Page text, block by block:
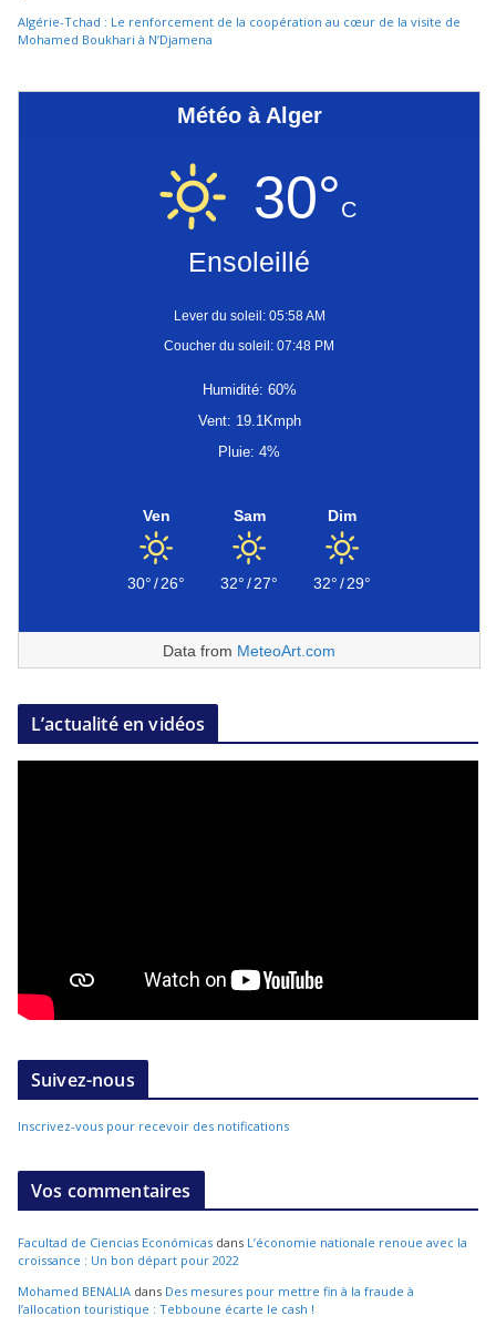
Algérie-Tchad : Le renforcement de la coopération au cœur de la visite de
Mohamed Boukhari à N’Djamena
Météo à Alger
30°C
Ensoleillé
Lever du soleil: 05:58 AM
Coucher du soleil: 07:48 PM
Humidité: 60%
Vent: 19.1Kmph
Pluie: 4%
Ven
30°/26°
Sam
32°/27°
Dim
32°/29°
Data from MeteoArt.com
L’actualité en vidéos
Suivez-nous
Inscrivez-vous pour recevoir des notifications
Vos commentaires
Facultad de Ciencias Económicas dans L’économie nationale renoue avec la
croissance : Un bon départ pour 2022
Mohamed BENALIA dans Des mesures pour mettre fin à la fraude à
l’allocation touristique : Tebboune écarte le cash !